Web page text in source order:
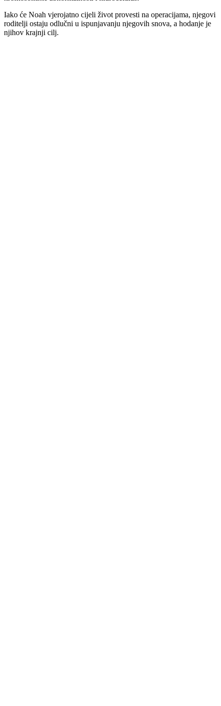
Iako će Noah vjerojatno cijeli život provesti na operacijama, njegovi
roditelji ostaju odlučni u ispunjavanju njegovih snova, a hodanje je
njihov krajnji cilj.